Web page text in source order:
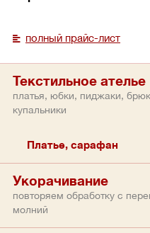
полный прайс-лист
Текстильное ателье
платья, юбки, пиджаки,
купальники
Платье, сарафан
Укорачивание
повторяем обработку с
молний